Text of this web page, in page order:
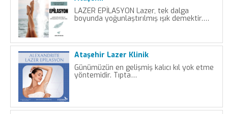
LAZER EPİLASYON Lazer, tek dalga
boyunda yoğunlaştırılmış ışık demektir.…
Ataşehir Lazer Klinik
Günümüzün en gelişmiş kalıcı kıl yok etme
yöntemidir. Tıpta…